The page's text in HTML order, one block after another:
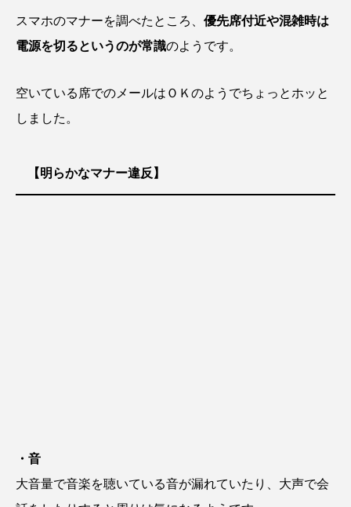
スマホのマナーを調べたところ、 優先席付近や混雑時は
電源を切るというのが常識のようです。
空いている席でのメールはＯＫのようでちょっとホッと
しました。
【明らかなマナー違反】
・音
大音量で音楽を聴いている音が漏れていたり、大声で会